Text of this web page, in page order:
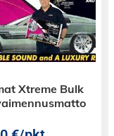
voima kohtaa
Xtreme Bulk